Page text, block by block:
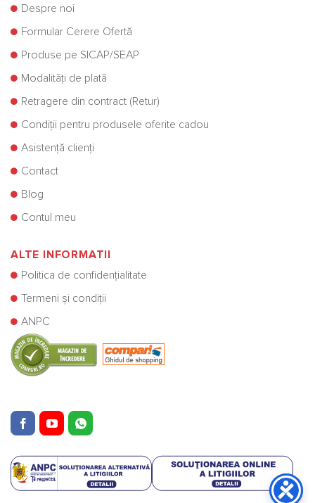
Despre noi
Formular Cerere Ofertă
Produse pe SICAP/SEAP
Modalități de plată
Retragere din contract (Retur)
Condiții pentru produsele oferite cadou
Asistență clienți
Contact
Blog
Contul meu
ALTE INFORMATII
Politica de confidențialitate
Termeni și condiții
ANPC